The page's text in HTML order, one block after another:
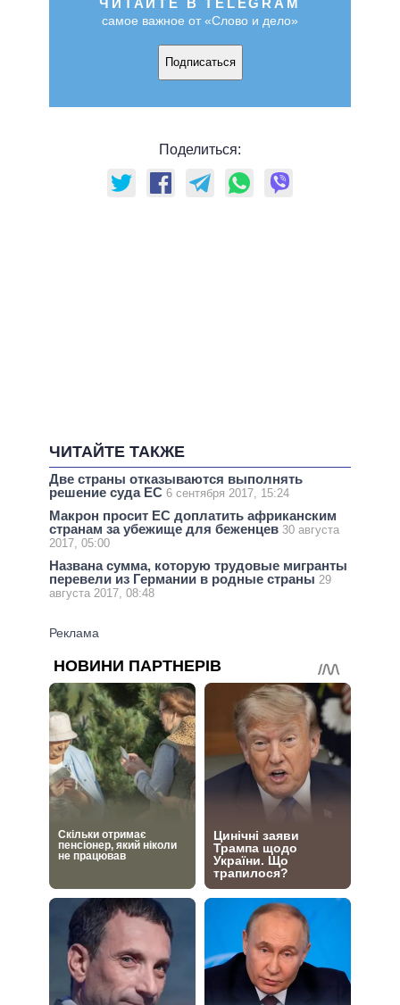
самое важное от «Слово и дело»
Подписаться
Поделиться:
ЧИТАЙТЕ ТАКЖЕ
Две страны отказываются выполнять
решение суда ЕС 6 сентября 2017, 15:24
Макрон просит ЕС доплатить африканским
странам за убежище для беженцев 30 августа
2017, 05:00
Названа сумма, которую трудовые мигранты
перевели из Германии в родные страны 29
августа 2017, 08:48